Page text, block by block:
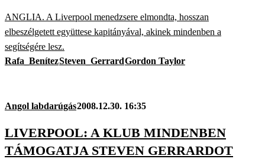
ANGLIA. A Liverpool menedzsere elmondta, hosszan
elbeszélgetett együttese kapitányával, akinek mindenben a
segítségére lesz.
Rafa_BenítezSteven_GerrardGordon Taylor
Angol labdarúgás2008.12.30. 16:35
LIVERPOOL: A KLUB MINDENBEN
TÁMOGATJA STEVEN GERRARDOT